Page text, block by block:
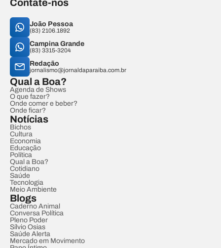
Contate-nos
João Pessoa
(83) 2106.1892
Campina Grande
(83) 3315-3204
Redação
jornalismo@jornaldaparaiba.com.br
Qual a Boa?
Agenda de Shows
O que fazer?
Onde comer e beber?
Onde ficar?
Notícias
Bichos
Cultura
Economia
Educação
Política
Qual a Boa?
Cotidiano
Saúde
Tecnologia
Meio Ambiente
Blogs
Caderno Animal
Conversa Política
Pleno Poder
Sílvio Osias
Saúde Alerta
Mercado em Movimento